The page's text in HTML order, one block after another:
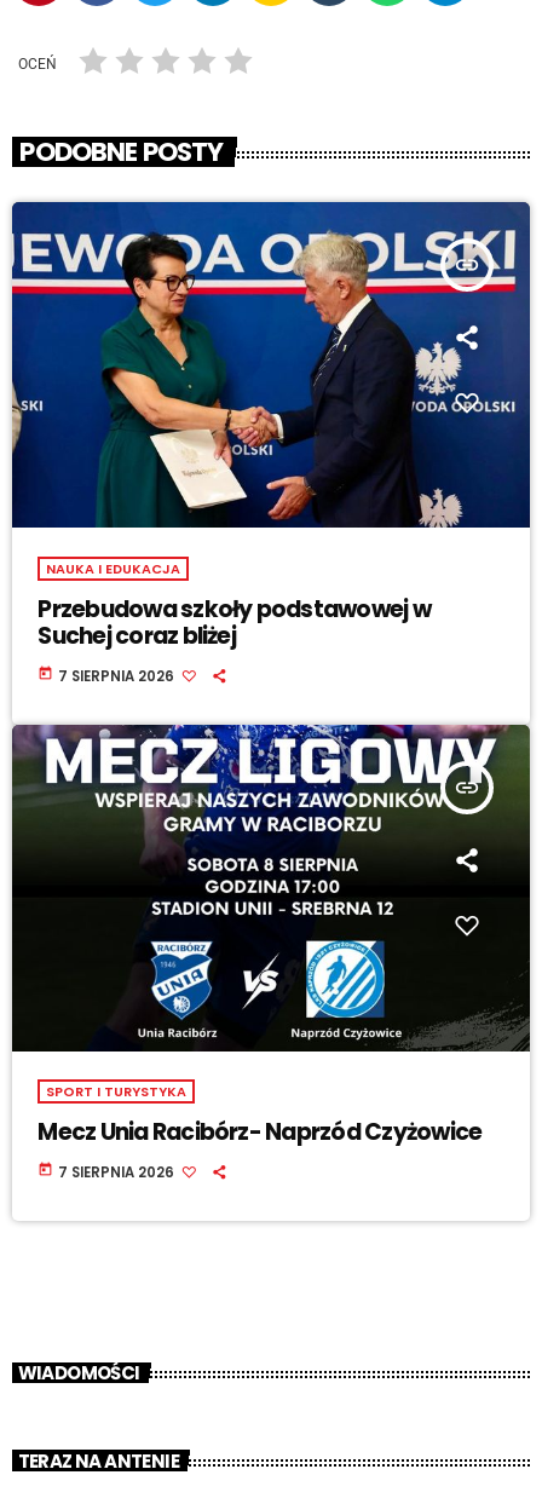
OCEŃ
PODOBNE POSTY
insert_link
NAUKA I EDUKACJA
Przebudowa szkoły podstawowej w
Suchej coraz bliżej
today 7 SIERPNIA 2026
insert_link
SPORT I TURYSTYKA
Mecz Unia Racibórz- Naprzód Czyżowice
today 7 SIERPNIA 2026
WIADOMOŚCI
TERAZ NA ANTENIE